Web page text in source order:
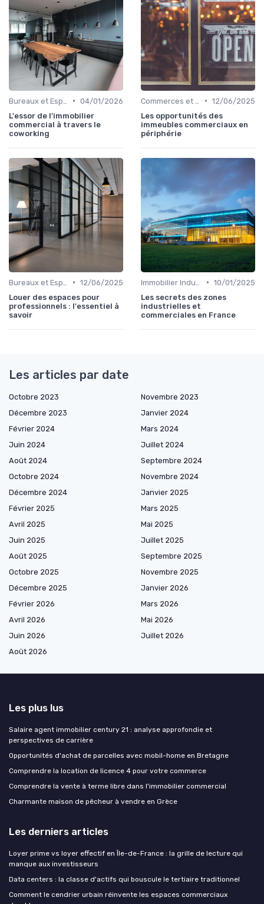
• 04/01/2026
L'essor de l'immobilier
commercial à travers le
coworking
• 12/06/2025
Les opportunités des
immeubles commerciaux en
périphérie
• 12/06/2025
Louer des espaces pour
professionnels : l'essentiel à
savoir
• 10/01/2025
Les secrets des zones
industrielles et
commerciales en France
Les articles par date
Octobre 2023
Novembre 2023
Décembre 2023
Janvier 2024
Février 2024
Mars 2024
Juin 2024
Juillet 2024
Août 2024
Septembre 2024
Octobre 2024
Novembre 2024
Décembre 2024
Janvier 2025
Février 2025
Mars 2025
Avril 2025
Mai 2025
Juin 2025
Juillet 2025
Août 2025
Septembre 2025
Octobre 2025
Novembre 2025
Décembre 2025
Janvier 2026
Février 2026
Mars 2026
Avril 2026
Mai 2026
Juin 2026
Juillet 2026
Août 2026
Les plus lus
Salaire agent immobilier century 21 : analyse approfondie et
perspectives de carrière
Opportunités d'achat de parcelles avec mobil-home en Bretagne
Comprendre la location de licence 4 pour votre commerce
Comprendre la vente à terme libre dans l'immobilier commercial
Charmante maison de pêcheur à vendre en Grèce
Les derniers articles
Loyer prime vs loyer effectif en Île-de-France : la grille de lecture qui
manque aux investisseurs
Data centers : la classe d'actifs qui bouscule le tertiaire traditionnel
Comment le cendrier urbain réinvente les espaces commerciaux